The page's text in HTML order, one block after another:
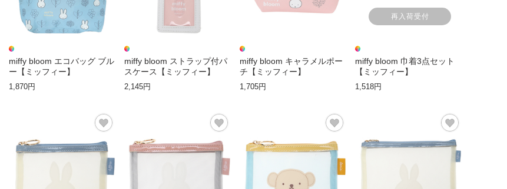
miffy bloom エコバッグ ブル
ー【ミッフィー】
1,870円
miffy bloom ストラップ付パ
スケース【ミッフィー】
2,145円
miffy bloom キャラメルポー
チ【ミッフィー】
1,705円
再入荷受付
miffy bloom 巾着3点セット
【ミッフィー】
1,518円